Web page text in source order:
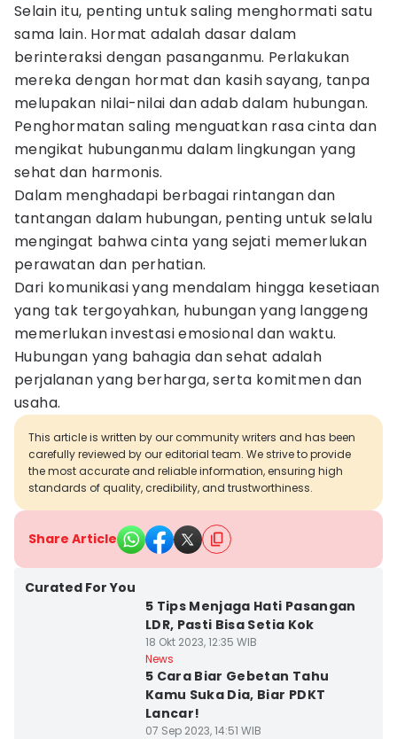
Selain itu, penting untuk saling menghormati satu
sama lain. Hormat adalah dasar dalam
berinteraksi dengan pasanganmu. Perlakukan
mereka dengan hormat dan kasih sayang, tanpa
melupakan nilai-nilai dan adab dalam hubungan.
Penghormatan saling menguatkan rasa cinta dan
mengikat hubunganmu dalam lingkungan yang
sehat dan harmonis.
Dalam menghadapi berbagai rintangan dan
tantangan dalam hubungan, penting untuk selalu
mengingat bahwa cinta yang sejati memerlukan
perawatan dan perhatian.
Dari komunikasi yang mendalam hingga kesetiaan
yang tak tergoyahkan, hubungan yang langgeng
memerlukan investasi emosional dan waktu.
Hubungan yang bahagia dan sehat adalah
perjalanan yang berharga, serta komitmen dan
usaha.
This article is written by our community writers and has been
carefully reviewed by our editorial team. We strive to provide
the most accurate and reliable information, ensuring high
standards of quality, credibility, and trustworthiness.
Share Article
Curated For You
5 Tips Menjaga Hati Pasangan
LDR, Pasti Bisa Setia Kok
18 Okt 2023, 12:35 WIB
News
5 Cara Biar Gebetan Tahu
Kamu Suka Dia, Biar PDKT
Lancar!
07 Sep 2023, 14:51 WIB